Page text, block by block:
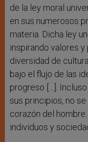
de la ley moral
en sus numerosos
materia. Dicha ley
inspirando valores
diversidad de
bajo el flujo de las
progreso […].
sus principios, no
corazón del
individuos y